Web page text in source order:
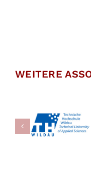
WEITERE
Mitglied: